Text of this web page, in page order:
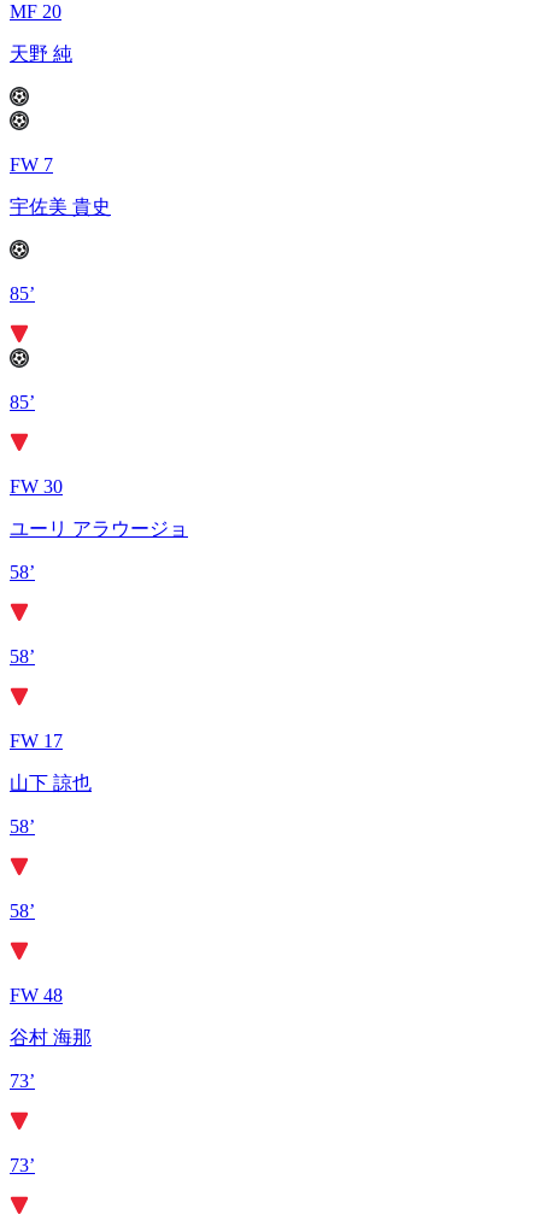
MF 20
天野 純
FW 7
宇佐美 貴史
85’
85’
FW 30
ユーリ アラウージョ
58’
58’
FW 17
山下 諒也
58’
58’
FW 48
谷村 海那
73’
73’